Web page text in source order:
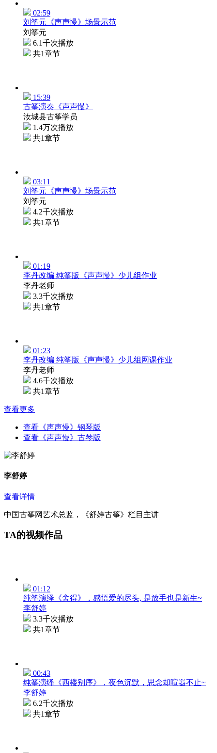
02:59
刘筝元《声声慢》场景示范
刘筝元
6.1千次播放
共1章节
15:39
古筝演奏《声声慢》
汝城县古筝学员
1.4万次播放
共1章节
03:11
刘筝元《声声慢》场景示范
刘筝元
4.2千次播放
共1章节
01:19
李丹改编 纯筝版《声声慢》少儿组作业
李丹老师
3.3千次播放
共1章节
01:23
李丹改编 纯筝版《声声慢》少儿组网课作业
李丹老师
4.6千次播放
共1章节
查看更多
查看《声声慢》钢琴版
查看《声声慢》古琴版
李舒婷
查看详情
中国古筝网艺术总监，《舒婷古筝》栏目主讲
TA的视频作品
01:12
纯筝演绎《舍得》，感悟爱的尽头, 是放手也是新生~
李舒婷
3.3千次播放
共1章节
00:43
纯筝演绎《西楼别序》，夜色沉默，思念却喧嚣不止~
李舒婷
6.2千次播放
共1章节